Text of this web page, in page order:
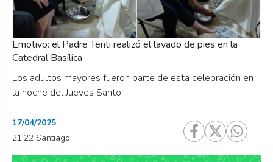
Los adultos mayores fueron parte de esta celebración en
la noche del Jueves Santo.
Emotivo: el Padre Tenti realizó el lavado de pies en la
Catedral Basílica
17/04/2025
21:22 Santiago